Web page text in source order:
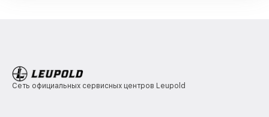
Сеть официальных сервисных центров Leupold